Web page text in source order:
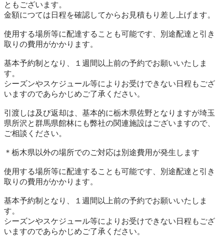
ともございます。
金額につては日程を確認してからお見積もり差し上げます。
使用する場所等に配達することも可能です、別途配達と引き
取りの費用がかかります。
基本予約制となり、１週間以上前の予約でお願いいたしま
す。
シーズンやスケジュール等によりお受けできない日程もござ
いますのであらかじめご了承ください。
引渡しは及び返却は、基本的に栃木県佐野となりますが埼玉
県所沢と群馬県館林にも弊社の関連施設はございますので、
ご相談ください。
＊栃木県以外の場所でのご対応は別途費用が発生します
使用する場所等に配達することも可能です、別途配達と引き
取りの費用がかかります。
基本予約制となり、１週間以上前の予約でお願いいたしま
す。
シーズンやスケジュール等によりお受けできない日程もござ
いますのであらかじめご了承ください。